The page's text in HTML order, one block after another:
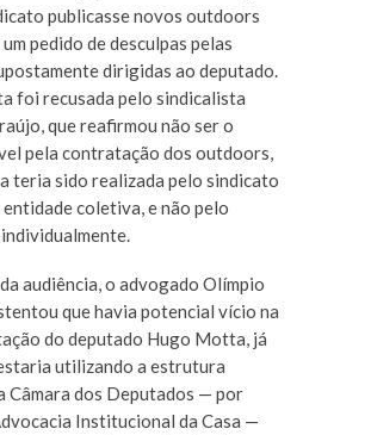
publicasse novos outdoors
pedido de desculpas pelas
dirigidas ao deputado.
foi recusada pelo sindicalista
que reafirmou não ser o
pela contratação dos outdoors,
teria sido realizada pelo sindicato
coletiva, e não pelo
audiência, o advogado Olímpio
que havia potencial vício na
do deputado Hugo Motta, já
utilizando a estrutura
Câmara dos Deputados — por
Institucional da Casa —